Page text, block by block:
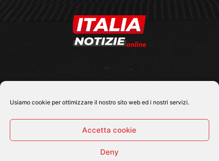
Usiamo cookie per ottimizzare il nostro sito web ed i nostri servizi.
Accetta cookie
Deny
© 2026 Tutti i diritti riservati - Italia Notizie .online |